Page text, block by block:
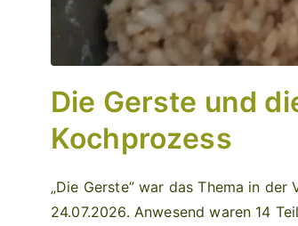
Die Gerste und
Kochprozess
„Die Gerste” war das Thema in
24.07.2026. Anwesend waren 14